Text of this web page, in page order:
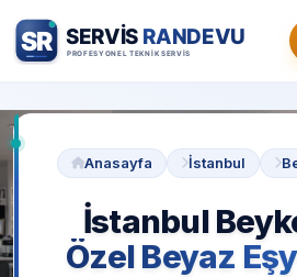
Anasayfa İstanbul
İstanbul
Özel Beyaz